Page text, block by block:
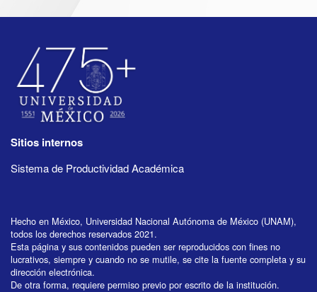
Sitios internos
Sistema de Productividad Académica
Hecho en México, Universidad Nacional Autónoma de México (UNAM),
todos los derechos reservados 2021.
Esta página y sus contenidos pueden ser reproducidos con fines no
lucrativos, siempre y cuando no se mutile, se cite la fuente completa y su
dirección electrónica.
De otra forma, requiere permiso previo por escrito de la institución.